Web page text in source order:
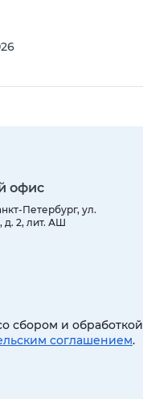
офис
Петербург, ул.
д. 2, лит. АШ
сбором и обработкой
соглашением.